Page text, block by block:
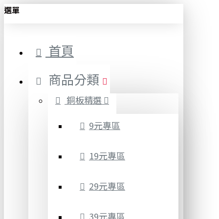
選單
首頁
商品分類
銅板精選
9元專區
19元專區
29元專區
39元專區